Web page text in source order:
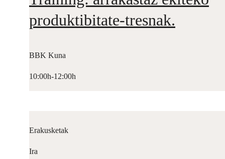
produktibitate-tresnak.
BBK Kuna
10:00h-12:00h
Erakusketak
Ira